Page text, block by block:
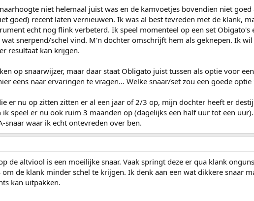
niet helemaal juist was en de kamvoetjes bovendien niet
goed) recent laten vernieuwen. Ik was al best tevreden met de klank,
echt nog flink verbeterd. Ik speel momenteel op een set
wat snerpend/schel vind. M'n dochter omschrijft hem als geknepen. Ik
resultaat kan krijgen.
op snaarwijzer, maar daar staat Obligato juist tussen als optie voor
eens naar ervaringen te vragen... Welke snaar/set zou een goede
er nu op zitten zitten er al een jaar of 2/3 op, mijn dochter heeft er
ik speel er nu ook ruim 3 maanden op (dagelijks een half uur tot een
snaar waar ik echt ontevreden over ben.
de altviool is een moeilijke snaar. Vaak springt deze er qua klank
om de klank minder schel te krijgen. Ik denk aan een wat dikkere snaar
kan uitpakken.